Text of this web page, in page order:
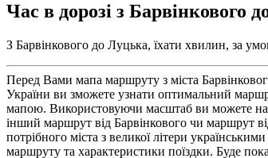
Час в дорозі з Барвінкового
З Барвінкового до Луцька, їхати хвилин, за
Перед Вами мапа маршруту з міста
України ви зможете узнати оптимальний
мапою. Використовуючи масштаб ви можете
інший маршрут від Барвінкового чи маршрут
потрібного міста з великої літери
маршруту та характеристики поїздки. Буде